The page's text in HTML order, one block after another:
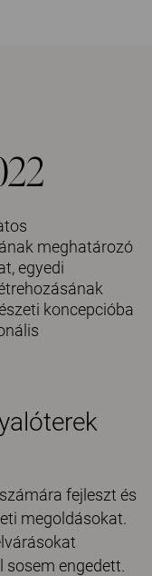
meghatározó
egyedi
koncepcióba
fejleszt és
megoldásokat.
sosem engedett.